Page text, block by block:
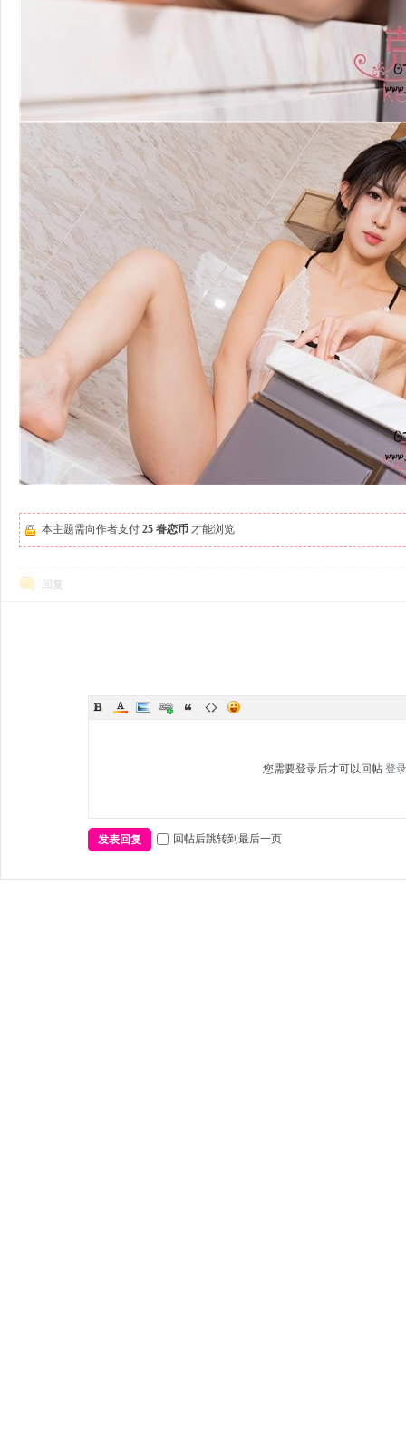
本主题需向作者支付 25 眷恋币 才能浏览
回复
您需要登录后才可以回帖 登录
发表回复 回帖后跳转到最后一页